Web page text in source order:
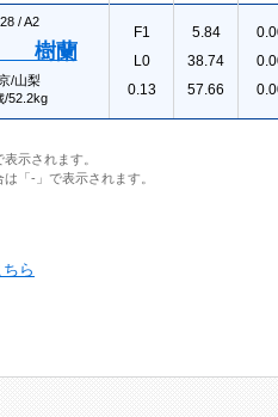
/A2
樹蘭
/山梨
/52.2kg
F1
L0
0.13
5.84
38.74
57.66
示されます。
「-」で表示されます。
ら